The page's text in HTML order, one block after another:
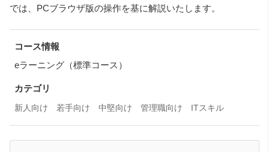
では、PCブラウザ版の操作を基に解説いたします。
コース情報
eラーニング（標準コース）
カテゴリ
新人向け 若手向け 中堅向け 管理職向け ITスキル